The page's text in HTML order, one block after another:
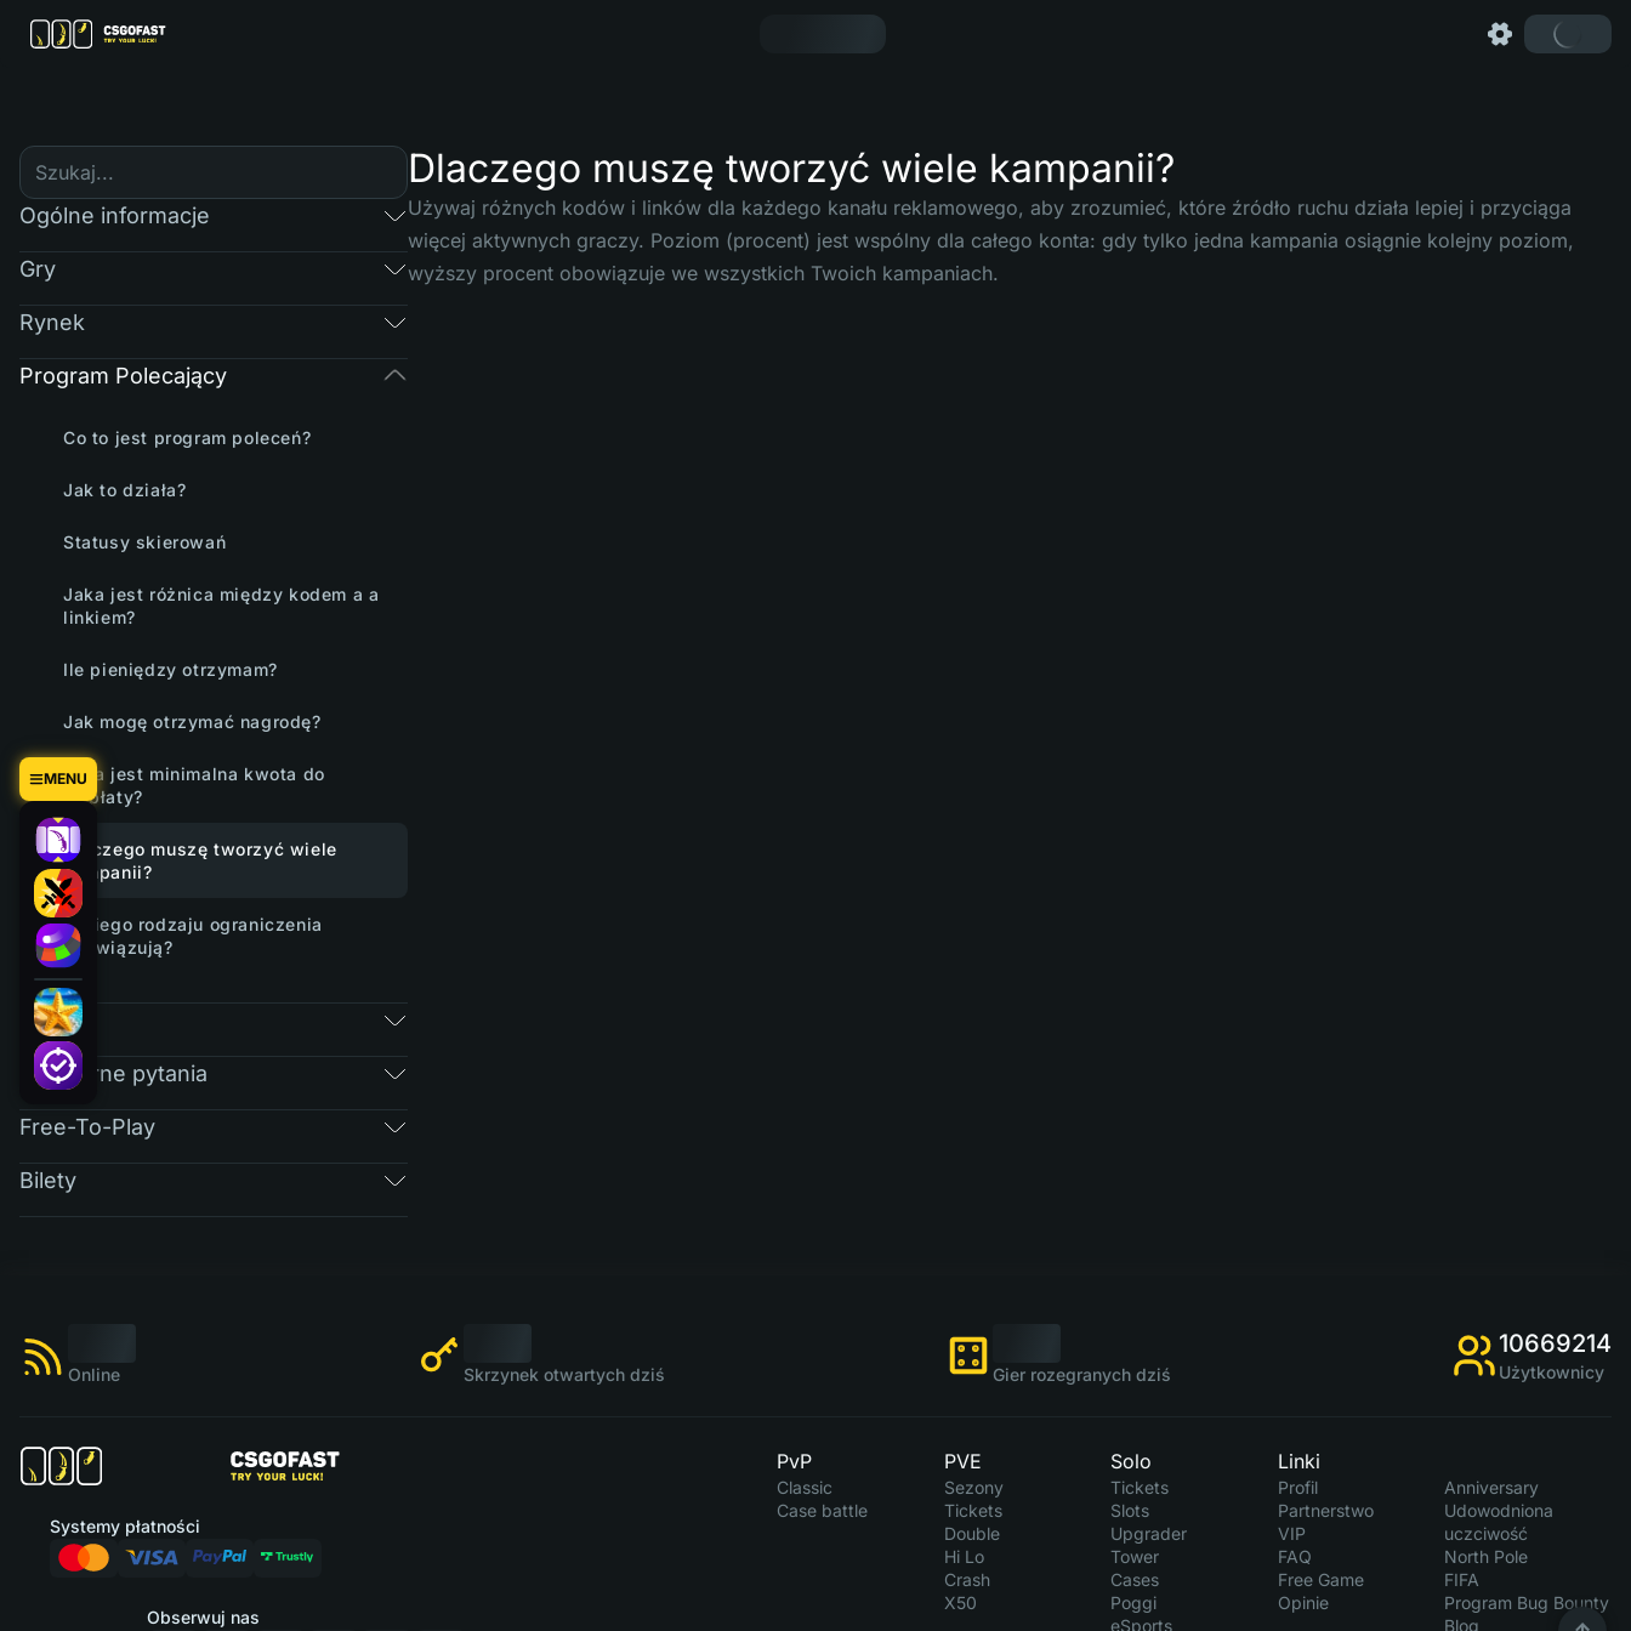
MENU
Ogólne informacje
Gry
Rynek
Program Polecający
Co to jest program poleceń?
Jak to działa?
Statusy skierowań
Jaka jest różnica między kodem a a
linkiem?
Ile pieniędzy otrzymam?
Jak mogę otrzymać nagrodę?
Jaka jest minimalna kwota do
wypłaty?
Dlaczego muszę tworzyć wiele
kampanii?
Jakiego rodzaju ograniczenia
obowiązują?
RAIN
Regularne pytania
Free-To-Play
Bilety
Dlaczego muszę tworzyć wiele kampanii?
Używaj różnych kodów i linków dla każdego kanału reklamowego, aby zrozumieć, które źródło ruchu działa lepiej i przyciąga
więcej aktywnych graczy. Poziom (procent) jest wspólny dla całego konta: gdy tylko jedna kampania osiągnie kolejny poziom,
wyższy procent obowiązuje we wszystkich Twoich kampaniach.
Online Skrzynek otwartych dziś Gier rozegranych dziś
10669214
Użytkownicy
Obserwuj nas
Systemy płatności
PvP
Classic
Case battle
PVE
Sezony
Tickets
Double
Hi Lo
Crash
X50
Solo
Tickets
Slots
Upgrader
Tower
Cases
Poggi
eSports
Linki
Profil
Partnerstwo
VIP
FAQ
Free Game
Opinie
Anniversary
Udowodniona
uczciwość
North Pole
FIFA
Program Bug Bounty
Blog